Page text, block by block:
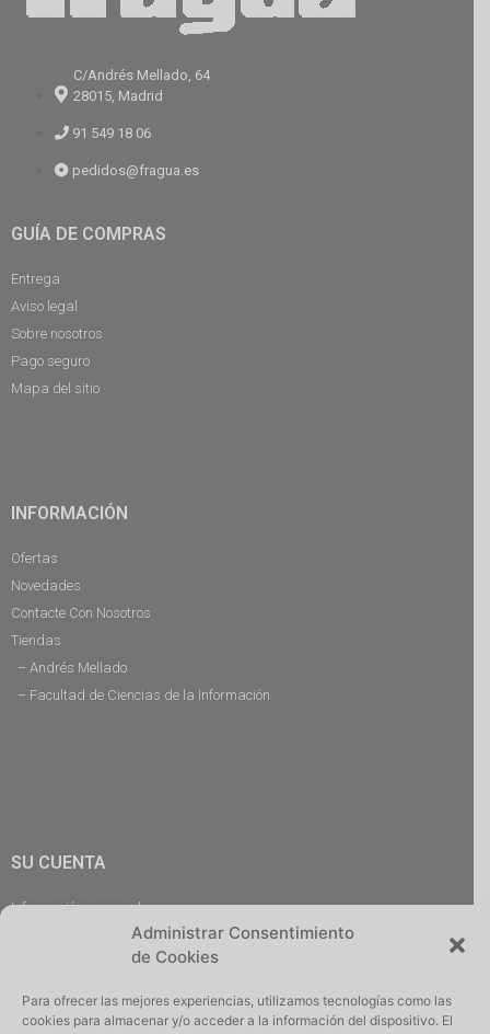
Administrar Consentimiento
de Cookies
Para ofrecer las mejores experiencias, utilizamos tecnologías como las
cookies para almacenar y/o acceder a la información del dispositivo. El
C/Andrés Mellado, 64
28015, Madrid
91 549 18 06
pedidos@fragua.es
GUÍA DE COMPRAS
Entrega
Aviso legal
Sobre nosotros
Pago seguro
Mapa del sitio
INFORMACIÓN
Ofertas
Novedades
Contacte Con Nosotros
Tiendas
– Andrés Mellado
– Facultad de Ciencias de la Información
SU CUENTA
Información personal
Cerrar Sesión